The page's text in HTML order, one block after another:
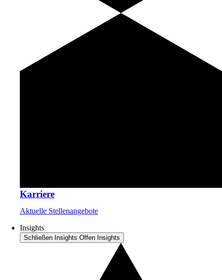
Karriere
Aktuelle Stellenangebote
Insights
Schließen Insights Offen Insights